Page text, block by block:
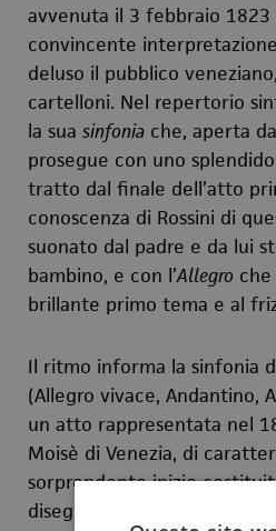
avvenuta il 3 febbraio 1823
convincente
deluso il pubblico
cartelloni. Nel repertorio
la sua sinfonia che, aperta
prosegue con uno
tratto dal finale dell’atto
conoscenza di Rossini di
suonato dal padre e da lui
bambino, e con l’Allegro
brillante primo tema e al
Il ritmo informa la sinfonia
(Allegro vivace, Andantino,
un atto rappresentata nel
Moisè di Venezia, di
sorprendente inizio
disegni di notine affidati agli